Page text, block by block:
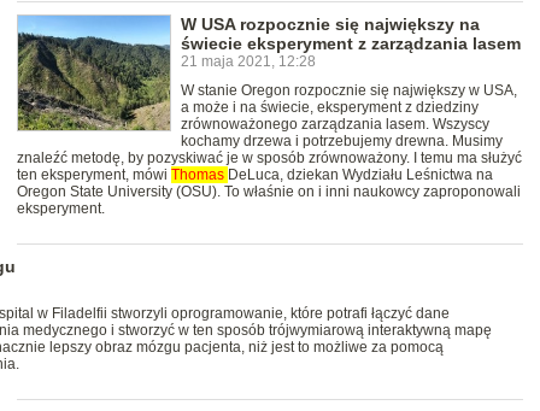
W USA rozpocznie się największy na
świecie eksperyment z zarządzania lasem
21 maja 2021, 12:28
W stanie Oregon rozpocznie się największy w USA,
a może i na świecie, eksperyment z dziedziny
zrównoważonego zarządzania lasem. Wszyscy
kochamy drzewa i potrzebujemy drewna. Musimy
znaleźć metodę, by pozyskiwać je w sposób zrównoważony. I temu ma służyć
ten eksperyment, mówi Thomas DeLuca, dziekan Wydziału Leśnictwa na
Oregon State University (OSU). To właśnie on i inni naukowcy zaproponowali
eksperyment.
w Filadelfii stworzyli oprogramowanie, które potrafi łączyć dane
medycznego i stworzyć w ten sposób trójwymiarową interaktywną mapę
lepszy obraz mózgu pacjenta, niż jest to możliwe za pomocą